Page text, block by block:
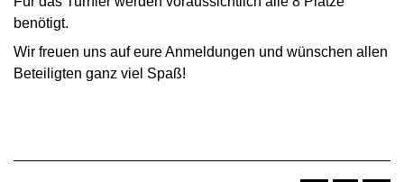
benötigt.
Wir freuen uns auf eure Anmeldungen und wünschen allen
Beteiligten ganz viel Spaß!